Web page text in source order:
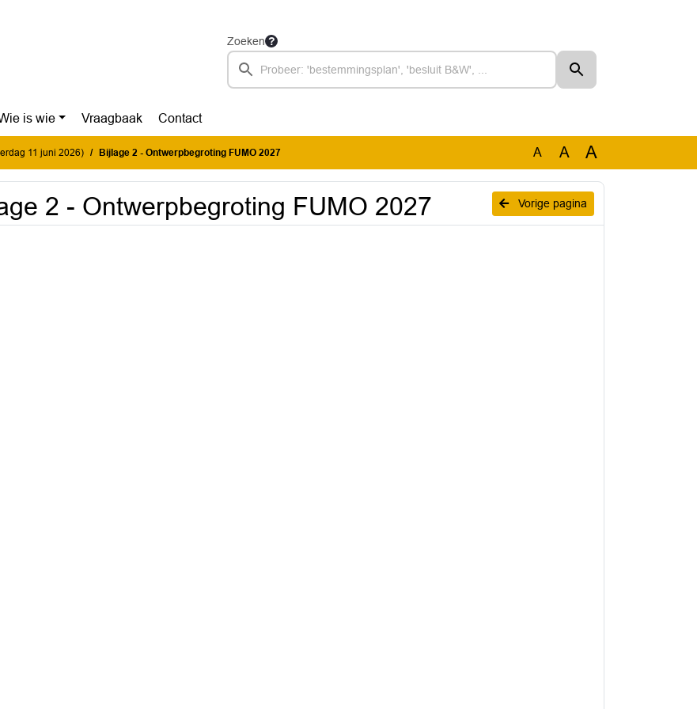
Zoeken
is wie Vraagbaak Contact
11 juni 2026) Bijlage 2 - Ontwerpbegroting FUMO 2027 A A A
Vorige pagina
2 - Ontwerpbegroting FUMO 2027